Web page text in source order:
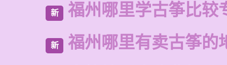
新 福州哪里学古筝比较
新 福州哪里有卖古筝的